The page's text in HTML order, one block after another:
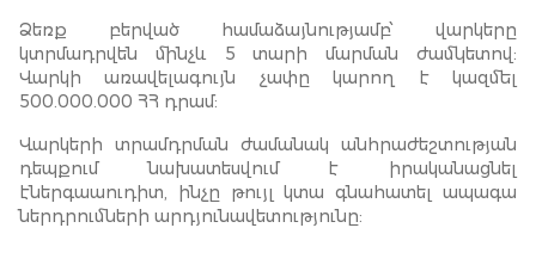
Ձեռք բերված համաձայնությամբ՝ վարկերը
կտրմադրվեն մինչև 5 տարի մարման ժամկետով:
Վարկի առավելագույն չափը կարող է կազմել
500.000.000 ՀՀ դրամ:
Վարկերի տրամդրման ժամանակ անհրաժեշտության
դեպքում նախատեսվում է իրականացնել
էներգաաուդիտ, ինչը թույլ կտա գնահատել ապագա
ներդրումների արդյունավետությունը: